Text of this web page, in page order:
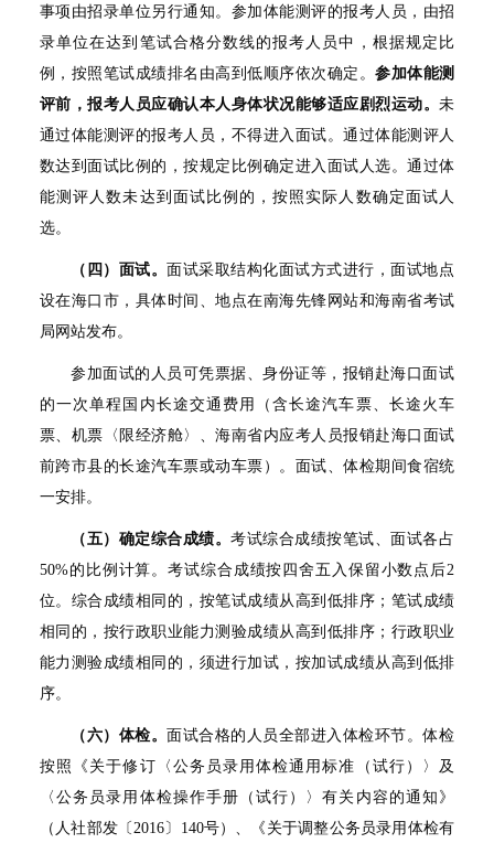
事项由招录单位另行通知。参加体能测评的报考人员，由招
录单位在达到笔试合格分数线的报考人员中，根据规定比
例，按照笔试成绩排名由高到低顺序依次确定。参加体能测
评前，报考人员应确认本人身体状况能够适应剧烈运动。 未
通过体能测评的报考人员，不得进入面试。通过体能测评人
数达到面试比例的，按规定比例确定进入面试人选。通过体
能测评人数未达到面试比例的，按照实际人数确定面试人
选。
（四）面试。 面试采取结构化面试方式进行，面试地点
设在海口市，具体时间、地点在南海先锋网站和海南省考试
局网站发布。
参加面试的人员可凭票据、身份证等，报销赴海口面试
的一次单程国内长途交通费用（含长途汽车票、长途火车
票、机票〈限经济舱〉、海南省内应考人员报销赴海口面试
前跨市县的长途汽车票或动车票）。面试、体检期间食宿统
一安排。
（五）确定综合成绩。考试综合成绩按笔试、面试各占
50%的比例计算。考试综合成绩按四舍五入保留小数点后2
位。综合成绩相同的，按笔试成绩从高到低排序；笔试成绩
相同的，按行政职业能力测验成绩从高到低排序；行政职业
能力测验成绩相同的，须进行加试，按加试成绩从高到低排
序。
（六）体检。 面试合格的人员全部进入体检环节。体检
按照《关于修订〈公务员录用体检通用标准（试行）〉及
〈公务员录用体检操作手册（试行）〉有关内容的通知》
（人社部发〔2016〕140号）、《关于调整公务员录用体检有